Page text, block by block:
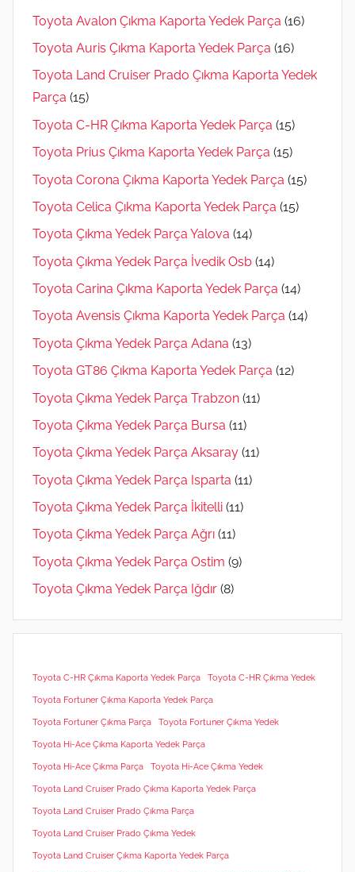
Toyota Avalon Çıkma Kaporta Yedek Parça (16)
Toyota Auris Çıkma Kaporta Yedek Parça (16)
Toyota Land Cruiser Prado Çıkma Kaporta Yedek
Parça (15)
Toyota C-HR Çıkma Kaporta Yedek Parça (15)
Toyota Prius Çıkma Kaporta Yedek Parça (15)
Toyota Corona Çıkma Kaporta Yedek Parça (15)
Toyota Celica Çıkma Kaporta Yedek Parça (15)
Toyota Çıkma Yedek Parça Yalova (14)
Toyota Çıkma Yedek Parça İvedik Osb (14)
Toyota Carina Çıkma Kaporta Yedek Parça (14)
Toyota Avensis Çıkma Kaporta Yedek Parça (14)
Toyota Çıkma Yedek Parça Adana (13)
Toyota GT86 Çıkma Kaporta Yedek Parça (12)
Toyota Çıkma Yedek Parça Trabzon (11)
Toyota Çıkma Yedek Parça Bursa (11)
Toyota Çıkma Yedek Parça Aksaray (11)
Toyota Çıkma Yedek Parça Isparta (11)
Toyota Çıkma Yedek Parça İkitelli (11)
Toyota Çıkma Yedek Parça Ağrı (11)
Toyota Çıkma Yedek Parça Ostim (9)
Toyota Çıkma Yedek Parça Iğdır (8)
Toyota C-HR Çıkma Kaporta Yedek Parça Toyota C-HR Çıkma Yedek
Toyota Fortuner Çıkma Kaporta Yedek Parça
Toyota Fortuner Çıkma Parça Toyota Fortuner Çıkma Yedek
Toyota Hi-Ace Çıkma Kaporta Yedek Parça
Toyota Hi-Ace Çıkma Parça Toyota Hi-Ace Çıkma Yedek
Toyota Land Cruiser Prado Çıkma Kaporta Yedek Parça
Toyota Land Cruiser Prado Çıkma Parça
Toyota Land Cruiser Prado Çıkma Yedek
Toyota Land Cruiser Çıkma Kaporta Yedek Parça